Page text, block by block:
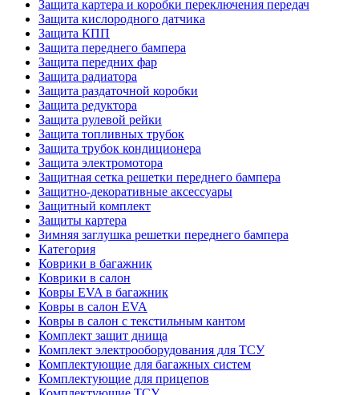
Защита картера и коробки переключения передач
Защита кислородного датчика
Защита КПП
Защита переднего бампера
Защита передних фар
Защита радиатора
Защита раздаточной коробки
Защита редуктора
Защита рулевой рейки
Защита топливных трубок
Защита трубок кондиционера
Защита электромотора
Защитная сетка решетки переднего бампера
Защитно-декоративные аксессуары
Защитный комплект
Защиты картера
Зимняя заглушка решетки переднего бампера
Категория
Коврики в багажник
Коврики в салон
Ковры EVA в багажник
Ковры в салон EVA
Ковры в салон с текстильным кантом
Комплект защит днища
Комплект электрооборудования для ТСУ
Комплектующие для багажных систем
Комплектующие для прицепов